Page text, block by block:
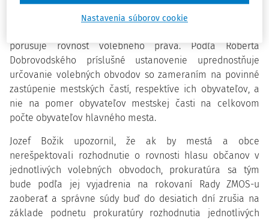
aspoň jedného poslanca“.
porušuje rovnosť volebného práva. Podľa Róberta
Dobrovodského príslušné ustanovenie uprednostňuje
určovanie volebných obvodov so zameraním na povinné
zastúpenie mestských častí, respektíve ich obyvateľov, a
nie na pomer obyvateľov mestskej časti na celkovom
počte obyvateľov hlavného mesta.
Jozef Božik upozornil, že ak by mestá a obce
nerešpektovali rozhodnutie o rovnosti hlasu občanov v
jednotlivých volebných obvodoch, prokuratúra sa tým
bude podľa jej vyjadrenia na rokovaní Rady ZMOS-u
zaoberať a správne súdy buď do desiatich dní zrušia na
základe podnetu prokuratúry rozhodnutia jednotlivých
Nastavenia súborov cookie